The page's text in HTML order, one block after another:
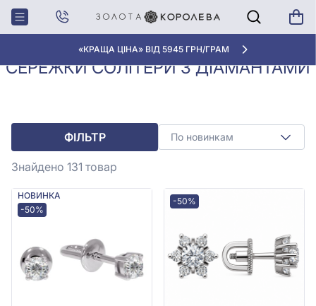
«КРАЩА ЦІНА» ВІД 5945 ГРН/ГРАМ
Головна
Сережки з
діамантами
Сережки солітери з
діамантами
СЕРЕЖКИ СОЛІТЕРИ З ДІАМАНТАМИ
ФІЛЬТР По новинкам
Знайдено 131 товар
НОВИНКА
-50%
-50%